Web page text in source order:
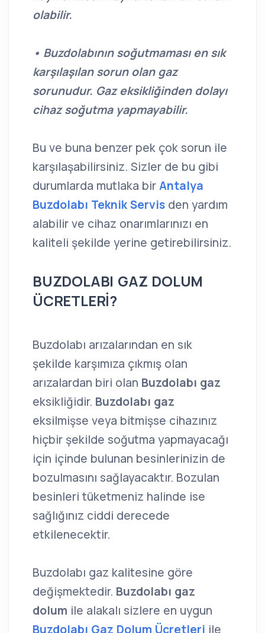
olabilir.
• Buzdolabının soğutmaması en sık
karşılaşılan sorun olan gaz
sorunudur. Gaz eksikliğinden dolayı
cihaz soğutma yapmayabilir.
Bu ve buna benzer pek çok sorun ile
karşılaşabilirsiniz. Sizler de bu gibi
durumlarda mutlaka birAntalya
Buzdolabı Teknik Servis den yardım
alabilir ve cihaz onarımlarınızı en
kaliteli şekilde yerine getirebilirsiniz.
BUZDOLABI GAZ DOLUM
ÜCRETLERİ?
Buzdolabı arızalarından en sık
şekilde karşımıza çıkmış olan
arızalardan biri olan Buzdolabı gaz
eksikliğidir. Buzdolabı gaz
eksilmişse veya bitmişse cihazınız
hiçbir şekilde soğutma yapmayacağı
için içinde bulunan besinlerinizin de
bozulmasını sağlayacaktır. Bozulan
besinleri tüketmeniz halinde ise
sağlığınız ciddi derecede
etkilenecektir.
Buzdolabı gaz kalitesine göre
değişmektedir. Buzdolabı gaz
dolum ile alakalı sizlere en uygun
Buzdolabı Gaz Dolum Ücretleri ile